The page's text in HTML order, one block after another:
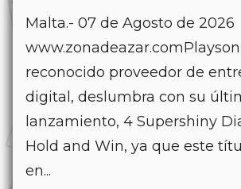
Malta.- 07 de Agosto de 2026
reconocido proveedor de
digital, deslumbra con su
lanzamiento, 4 Supershiny
Hold and Win, ya que este
en...